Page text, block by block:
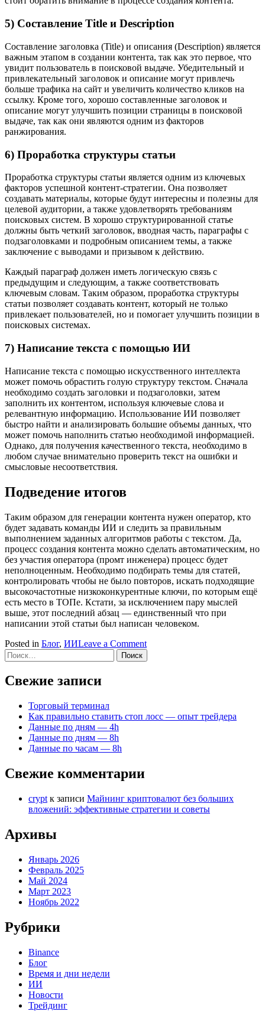
5) Составление Title и Description
Составление заголовка (Title) и описания (Description) является
важным этапом в создании контента, так как это первое, что
увидит пользователь в поисковой выдаче. Убедительный и
привлекательный заголовок и описание могут привлечь
больше трафика на сайт и увеличить количество кликов на
ссылку. Кроме того, хорошо составленные заголовок и
описание могут улучшить позиции страницы в поисковой
выдаче, так как они являются одним из факторов
ранжирования.
6) Проработка структуры статьи
Проработка структуры статьи является одним из ключевых
факторов успешной контент-стратегии. Она позволяет
создавать материалы, которые будут интересны и полезны для
целевой аудитории, а также удовлетворять требованиям
поисковых систем. В хорошо структурированной статье
должны быть четкий заголовок, вводная часть, параграфы с
подзаголовками и подробным описанием темы, а также
заключение с выводами и призывом к действию.
Каждый параграф должен иметь логическую связь с
предыдущим и следующим, а также соответствовать
ключевым словам. Таким образом, проработка структуры
статьи позволяет создавать контент, который не только
привлекает пользователей, но и помогает улучшить позиции в
поисковых системах.
7) Написание текста с помощью ИИ
Написание текста с помощью искусственного интеллекта
может помочь обрастить голую структуру текстом. Сначала
необходимо создать заголовки и подзаголовки, затем
заполнить их контентом, используя ключевые слова и
релевантную информацию. Использование ИИ позволяет
быстро найти и анализировать большие объемы данных, что
может помочь наполнить статью необходимой информацией.
Однако, для получения качественного текста, необходимо в
любом случае внимательно проверить текст на ошибки и
смысловые несоответствия.
Подведение итогов
Таким образом для генерации контента нужен оператор, кто
будет задавать команды ИИ и следить за правильным
выполнением заданных алгоритмов работы с текстом. Да,
процесс создания контента можно сделать автоматическим, но
без участия оператора (промт инженера) процесс будет
неполноценным. Необходимо подбирать темы для статей,
контролировать чтобы не было повторов, искать подходящие
высокочастотные низкоконкурентные ключи, по которым ещё
есть место в ТОПе. Кстати, за исключением пару мыслей
выше, этот последний абзац — единственный что при
написании этой статьи был написан человеком.
Posted in Блог, ИИLeave a Commenton
ИИ
контент
быть?
Найти:
Свежие записи
Торговый терминал
Как правильно ставить стоп лосс — опыт трейдера
Данные по дням — 4h
Данные по дням — 8h
Данные по часам — 8h
Свежие комментарии
crypt к записи Майнинг криптовалют без больших
вложений: эффективные стратегии и советы
Архивы
Январь 2026
Февраль 2025
Май 2024
Март 2023
Ноябрь 2022
Рубрики
Binance
Блог
Время и дни недели
ИИ
Новости
Трейдинг